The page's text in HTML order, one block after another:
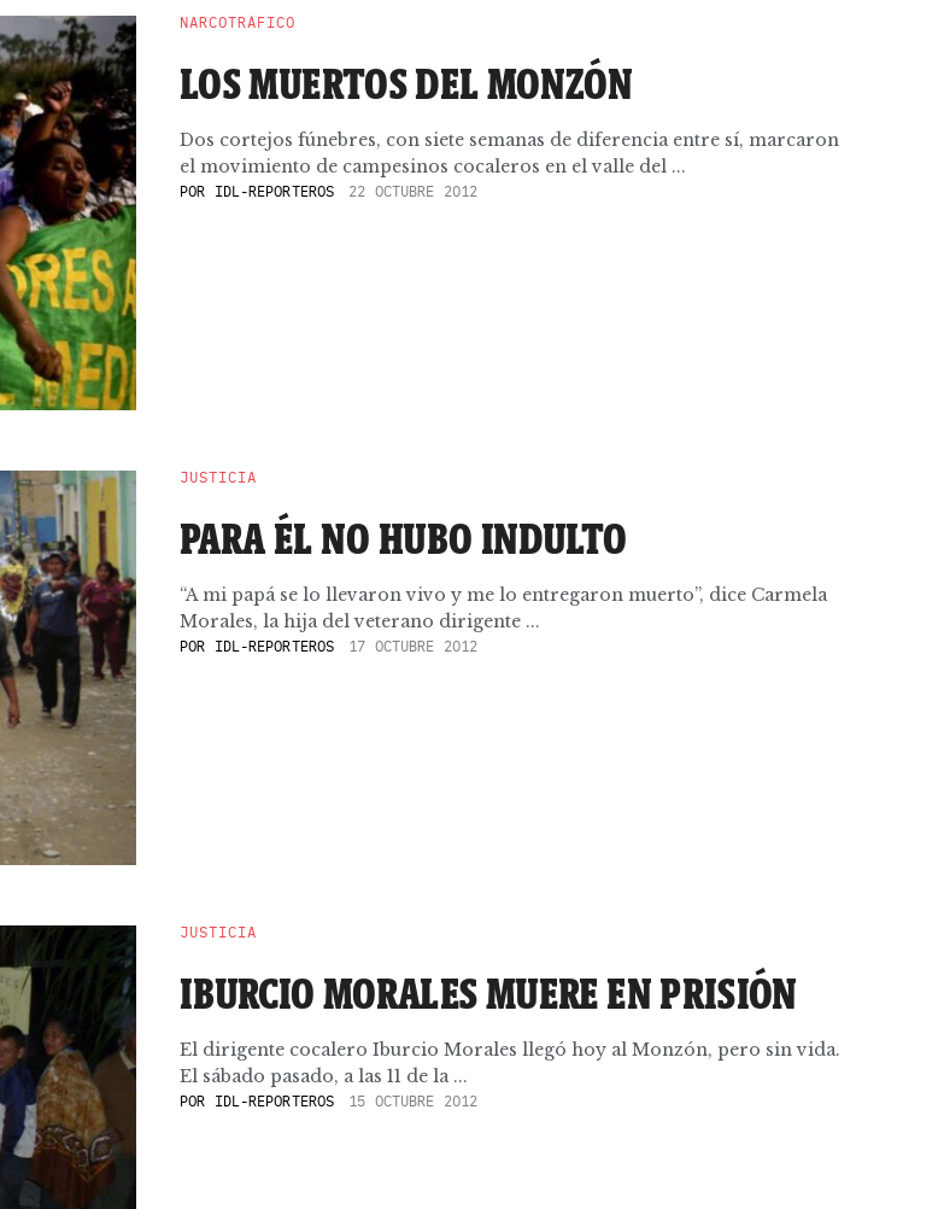
NARCOTRÁFICO
LOS MUERTOS DEL MONZÓN
Dos cortejos fúnebres, con siete semanas de diferencia entre sí, marcaron
el movimiento de campesinos cocaleros en el valle del ...
POR IDL-REPORTEROS 22 OCTUBRE 2012
JUSTICIA
PARA ÉL NO HUBO INDULTO
“A mi papá se lo llevaron vivo y me lo entregaron muerto”, dice Carmela
Morales, la hija del veterano dirigente ...
POR IDL-REPORTEROS 17 OCTUBRE 2012
JUSTICIA
IBURCIO MORALES MUERE EN PRISIÓN
El dirigente cocalero Iburcio Morales llegó hoy al Monzón, pero sin vida.
El sábado pasado, a las 11 de la ...
POR IDL-REPORTEROS 15 OCTUBRE 2012